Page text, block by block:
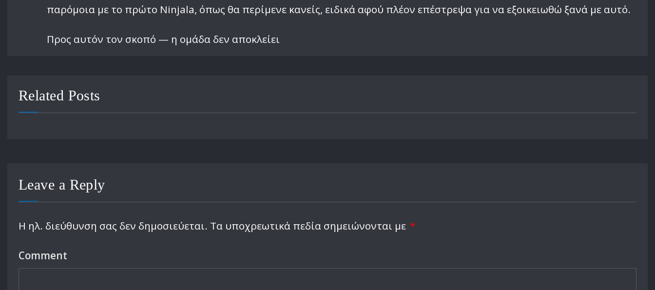
παρόμοια με το πρώτο Ninjala, όπως θα περίμενε κανείς, ειδικά αφού πλέον επέστρεψα για να εξοικειωθώ ξανά με αυτό.
Προς αυτόν τον σκοπό — η ομάδα δεν αποκλείει
Related Posts
Leave a Reply
Η ηλ. διεύθυνση σας δεν δημοσιεύεται. Τα υποχρεωτικά πεδία σημειώνονται με *
Comment